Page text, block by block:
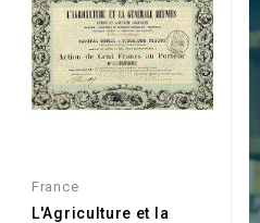
France
L'Agriculture et la